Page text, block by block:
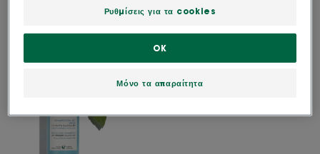
1 αποτέλεσμα "Dry Shampoo"
Υδάτινη
Ρυθμίσεις για τα cookies
Μόνο τα απαραίτητα
OK